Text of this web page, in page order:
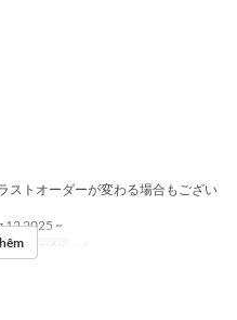
ストオーダーが変わる場合もござい
12 2025 ~
dặt món ~ 6